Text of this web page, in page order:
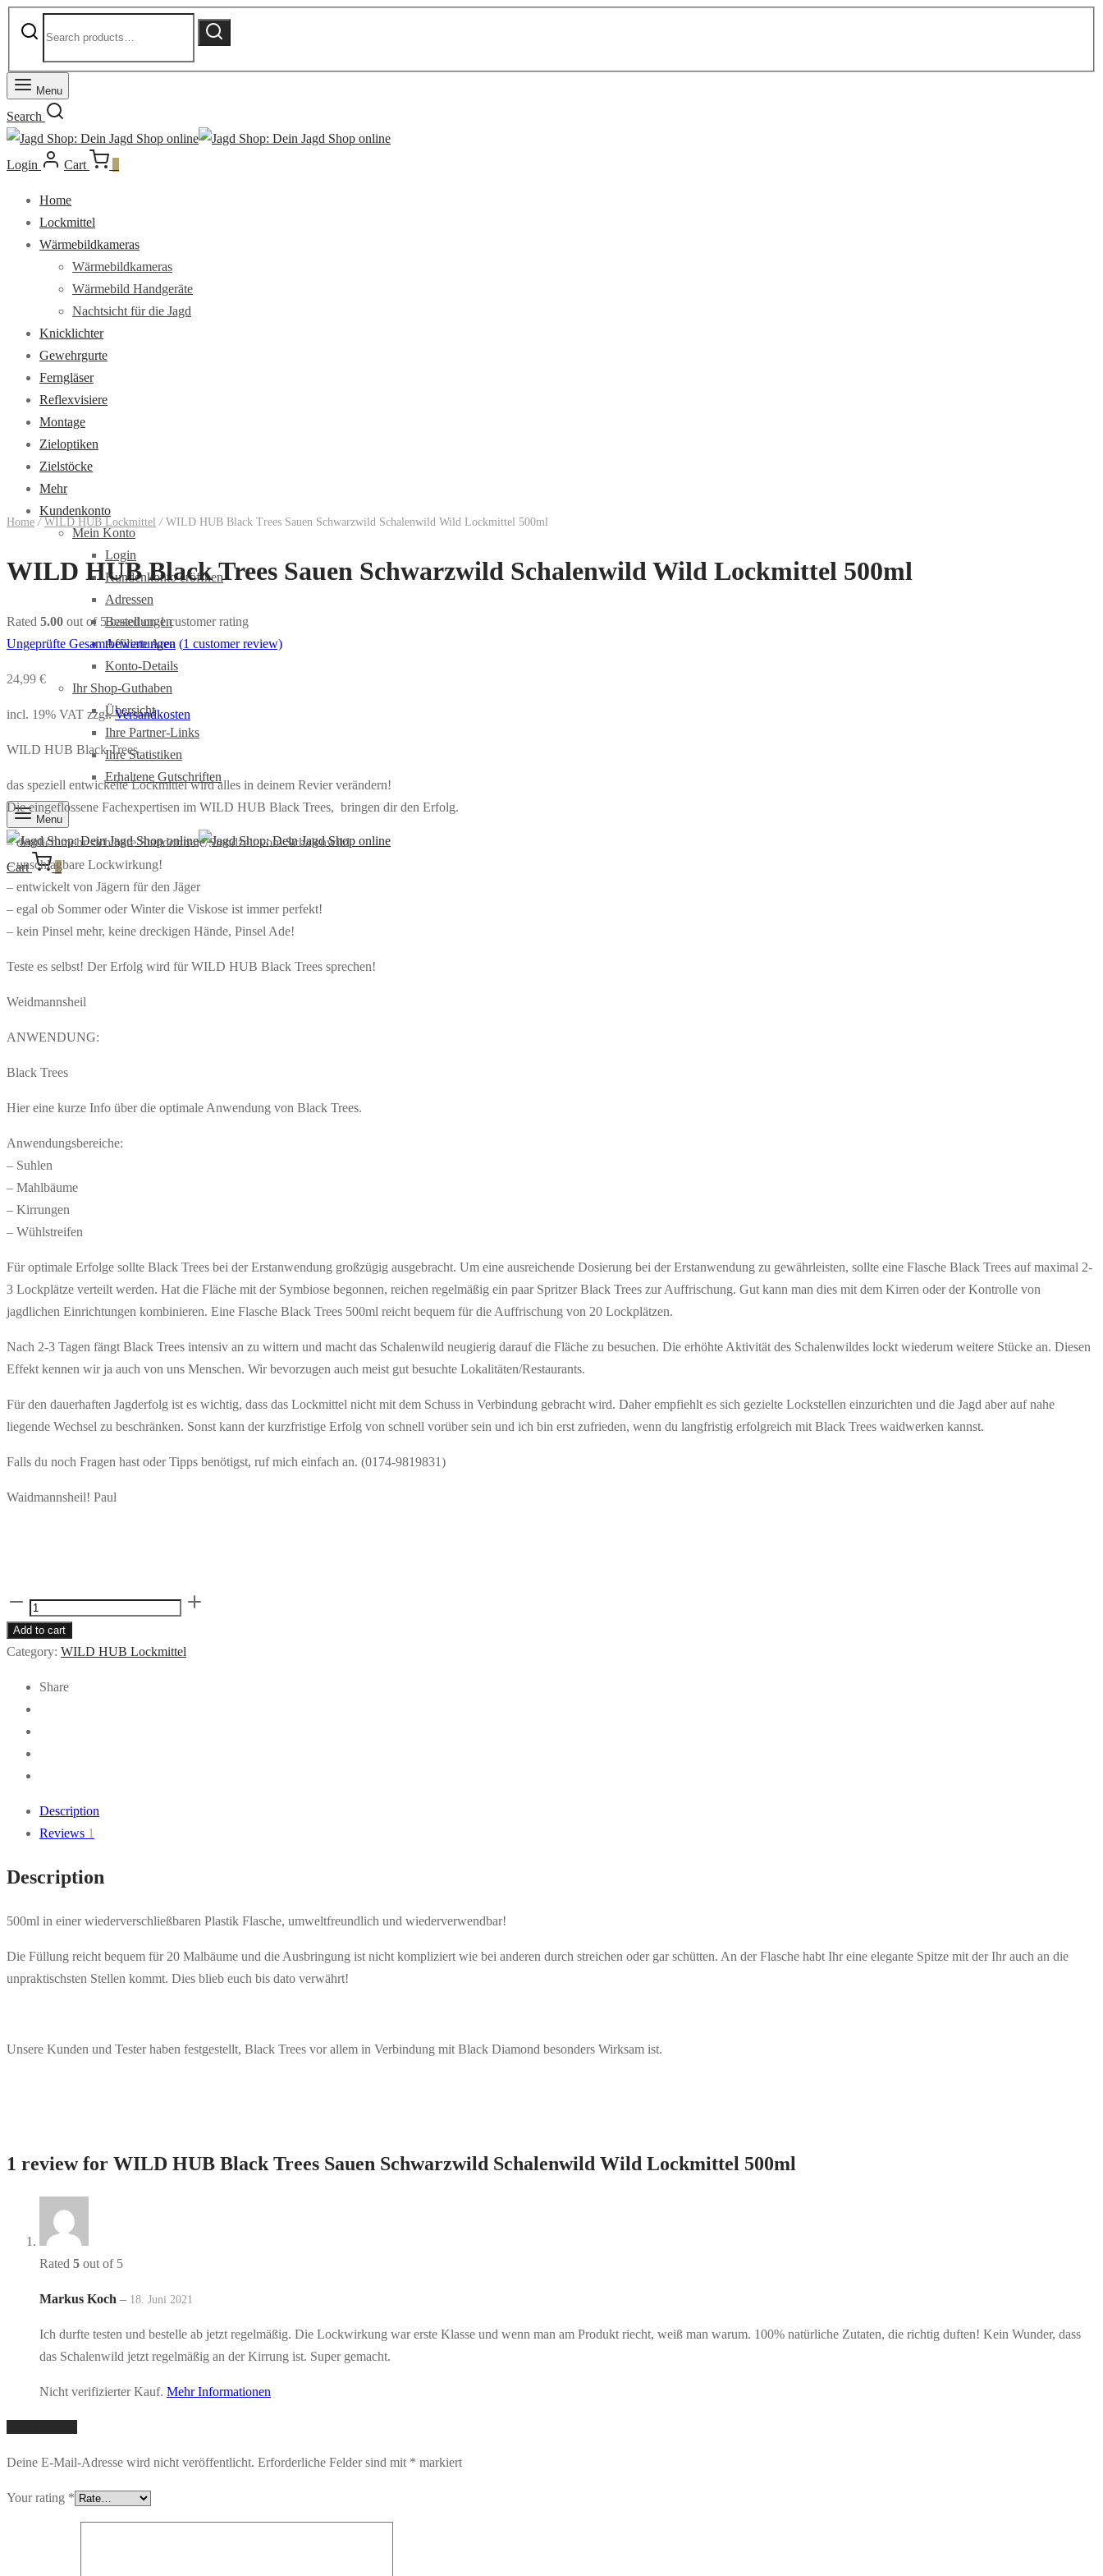
for:
Search
Menu
Search
Login Cart
Home
Lockmittel
Wärmebildkameras
Wärmebildkameras
Wärmebild Handgeräte
Nachtsicht für die Jagd
Knicklichter
Gewehrgurte
Ferngläser
Reflexvisiere
Montage
Zieloptiken
Zielstöcke
Mehr
Kundenkonto
Mein Konto
Login
Kundenkonto eröffnen
Adressen
Bestellungen
Affiliate Area
Konto-Details
Ihr Shop-Guthaben
Übersicht
Ihre Partner-Links
Ihre Statistiken
Erhaltene Gutschriften
Menu
Cart 0
Home / WILD HUB Lockmittel /WILD HUB Black Trees Sauen Schwarzwild Schalenwild Wild Lockmittel 500ml
WILD HUB Black Trees Sauen Schwarzwild Schalenwild Wild Lockmittel 500ml
Rated 5.00 out of 5 based on1customer rating
Ungeprüfte Gesamtbewertungen (1 customer review)
24,99 €
incl. 19% VAT zzgl.Versandkosten
WILD HUB Black Trees
das speziell entwickelte Lockmittel wird alles in deinem Revier verändern!
Die eingeflossene Fachexpertisen im WILD HUB Black Trees, bringen dir den Erfolg.
– deutlich mehr sichtbare Standortreue/Standzeit vom Schalenwild
– unschlagbare Lockwirkung!
– entwickelt von Jägern für den Jäger
– egal ob Sommer oder Winter die Viskose ist immer perfekt!
– kein Pinsel mehr, keine dreckigen Hände, Pinsel Ade!
Teste es selbst! Der Erfolg wird für WILD HUB Black Trees sprechen!
Weidmannsheil
ANWENDUNG:
Black Trees
Hier eine kurze Info über die optimale Anwendung von Black Trees.
Anwendungsbereiche:
– Suhlen
– Mahlbäume
– Kirrungen
– Wühlstreifen
Für optimale Erfolge sollte Black Trees bei der Erstanwendung großzügig ausgebracht. Um eine ausreichende Dosierung bei der Erstanwendung zu gewährleisten, sollte eine Flasche Black Trees auf maximal 2-
3 Lockplätze verteilt werden. Hat die Fläche mit der Symbiose begonnen, reichen regelmäßig ein paar Spritzer Black Trees zur Auffrischung. Gut kann man dies mit dem Kirren oder der Kontrolle von
jagdlichen Einrichtungen kombinieren. Eine Flasche Black Trees 500ml reicht bequem für die Auffrischung von 20 Lockplätzen.
Nach 2-3 Tagen fängt Black Trees intensiv an zu wittern und macht das Schalenwild neugierig darauf die Fläche zu besuchen. Die erhöhte Aktivität des Schalenwildes lockt wiederum weitere Stücke an. Diesen
Effekt kennen wir ja auch von uns Menschen. Wir bevorzugen auch meist gut besuchte Lokalitäten/Restaurants.
Für den dauerhaften Jagderfolg ist es wichtig, dass das Lockmittel nicht mit dem Schuss in Verbindung gebracht wird. Daher empfiehlt es sich gezielte Lockstellen einzurichten und die Jagd aber auf nahe
liegende Wechsel zu beschränken. Sonst kann der kurzfristige Erfolg von schnell vorüber sein und ich bin erst zufrieden, wenn du langfristig erfolgreich mit Black Trees waidwerken kannst.
Falls du noch Fragen hast oder Tipps benötigst, ruf mich einfach an. (0174-9819831)
Waidmannsheil! Paul
WILD
HUB
Black
Sauen
Schwarzwild
Schalenwild
Wild
Lockmittel
Add to cart
Category: WILD HUB Lockmittel
Share
Description
Reviews 1
Description
500ml in einer wiederverschließbaren Plastik Flasche, umweltfreundlich und wiederverwendbar!
Die Füllung reicht bequem für 20 Malbäume und die Ausbringung ist nicht kompliziert wie bei anderen durch streichen oder gar schütten. An der Flasche habt Ihr eine elegante Spitze mit der Ihr auch an die
unpraktischsten Stellen kommt. Dies blieb euch bis dato verwährt!
Unsere Kunden und Tester haben festgestellt, Black Trees vor allem in Verbindung mit Black Diamond besonders Wirksam ist.
1 review for WILD HUB Black Trees Sauen Schwarzwild Schalenwild Wild Lockmittel 500ml
Rated 5 out of 5
Markus Koch – 18. Juni 2021
Ich durfte testen und bestelle ab jetzt regelmäßig. Die Lockwirkung war erste Klasse und wenn man am Produkt riecht, weiß man warum. 100% natürliche Zutaten, die richtig duften! Kein Wunder, dass
das Schalenwild jetzt regelmäßig an der Kirrung ist. Super gemacht.
Nicht verifizierter Kauf. Mehr Informationen
Deine E-Mail-Adresse wird nicht veröffentlicht. Erforderliche Felder sind mit * markiert
Your rating *